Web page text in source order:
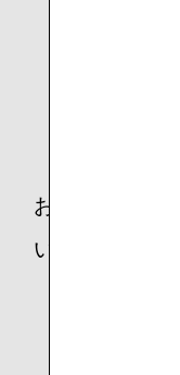
ターには出発
お客様の歩行
いて